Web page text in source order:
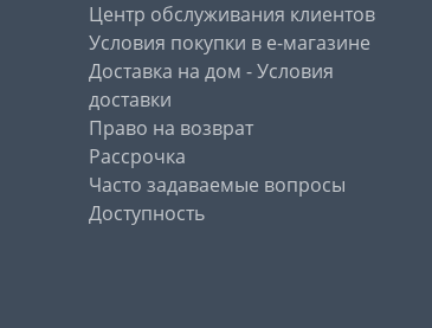
Центр обслуживания клиентов
Условия покупки в е-магазине
Доставка на дом - Условия
доставки
Право на возврат
Рассрочка
Часто задаваемые вопросы
Доступность